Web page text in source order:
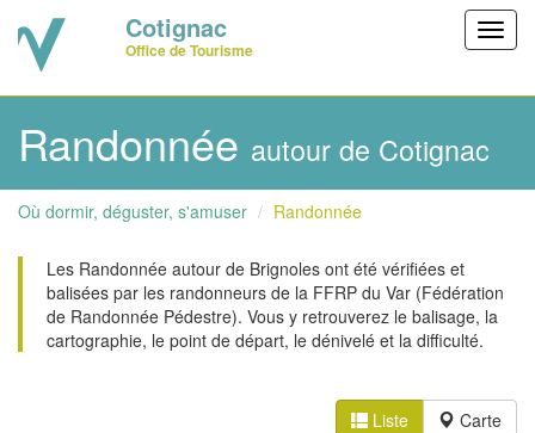
Cotignac
Office de Tourisme
Randonnée autour de Cotignac
Où dormir, déguster, s'amuser Randonnée
Les Randonnée autour de Brignoles ont été vérifiées et
balisées par les randonneurs de la FFRP du Var (Fédération
de Randonnée Pédestre). Vous y retrouverez le balisage, la
cartographie, le point de départ, le dénivelé et la difficulté.
Liste Carte